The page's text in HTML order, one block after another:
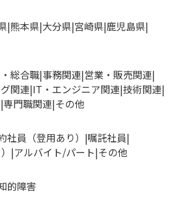
熊本県 大分県 宮崎県 鹿児島県
総合職 事務関連 営業・販売関連
関連 IT・エンジニア関連 技術関連
専門職関連 その他
社員（登用あり）
嘱託社員
アルバイト/パート その他
的障害